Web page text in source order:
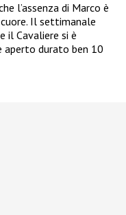
l’assenza di Marco è
Il settimanale
il Cavaliere si è
durato ben 10